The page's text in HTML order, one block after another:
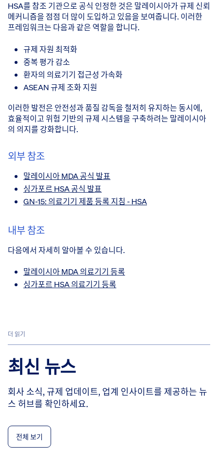
HSA를 참조 기관으로 공식 인정한 것은 말레이시아가 규제 신뢰
메커니즘을 점점 더 많이 도입하고 있음을 보여줍니다. 이러한
프레임워크는 다음과 같은 역할을 합니다.
규제 자원 최적화
중복 평가 감소
환자의 의료기기 접근성 가속화
ASEAN 규제 조화 지원
이러한 발전은 안전성과 품질 감독을 철저히 유지하는 동시에,
효율적이고 위험 기반의 규제 시스템을 구축하려는 말레이시아
의 의지를 강화합니다.
외부 참조
말레이시아 MDA 공식 발표
싱가포르 HSA 공식 발표
GN-15: 의료기기 제품 등록 지침 - HSA
내부 참조
다음에서 자세히 알아볼 수 있습니다.
말레이시아 MDA 의료기기 등록
싱가포르 HSA 의료기기 등록
더 읽기
최신 뉴스
회사 소식, 규제 업데이트, 업계 인사이트를 제공하는 뉴
스 허브를 확인하세요.
전체 보기